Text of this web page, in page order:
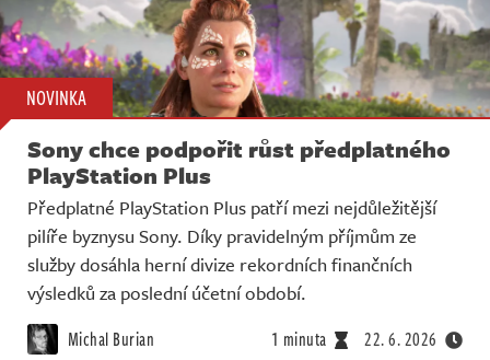
NOVINKA
Sony chce podpořit růst předplatného
PlayStation Plus
Předplatné PlayStation Plus patří mezi nejdůležitější
pilíře byznysu Sony. Díky pravidelným příjmům ze
služby dosáhla herní divize rekordních finančních
výsledků za poslední účetní období.
Michal Burian 1 minuta 22. 6. 2026